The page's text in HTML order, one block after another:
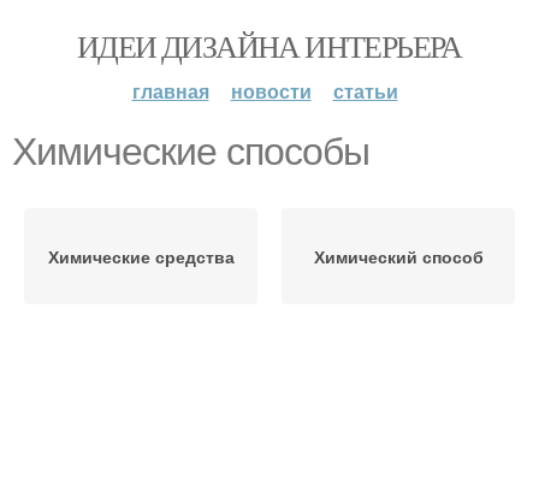
ИДЕИ ДИЗАЙНА ИНТЕРЬЕРА
главная новости статьи
Химические способы
Химические средства Химический способ